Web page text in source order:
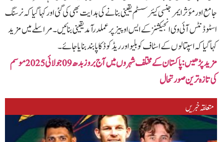
جامع اور مؤثر ایمرجنسی کیئر سسٹم یقینی بنانے کی ہدایت بھی کی گئی اور کہا گیا کہ نرسنگ
اسٹوڈنٹس آئی وی انجیکشنز کے ایس او پیز پر عملدرآمد یقینی بنائیں۔مراسلےمیں مزید
کہا گیاکہ اسپتالوں کے اسٹاف کو بلیو اور ریڈ کوڈ کا پابند بنایا جائے۔
مزید پڑھیں: پاکستان کے مختلف شہروں میں آج بروزبدھ09 جولائی 2025 موسم
کی تازہ ترین صورتحال
متعلقہ خبریں